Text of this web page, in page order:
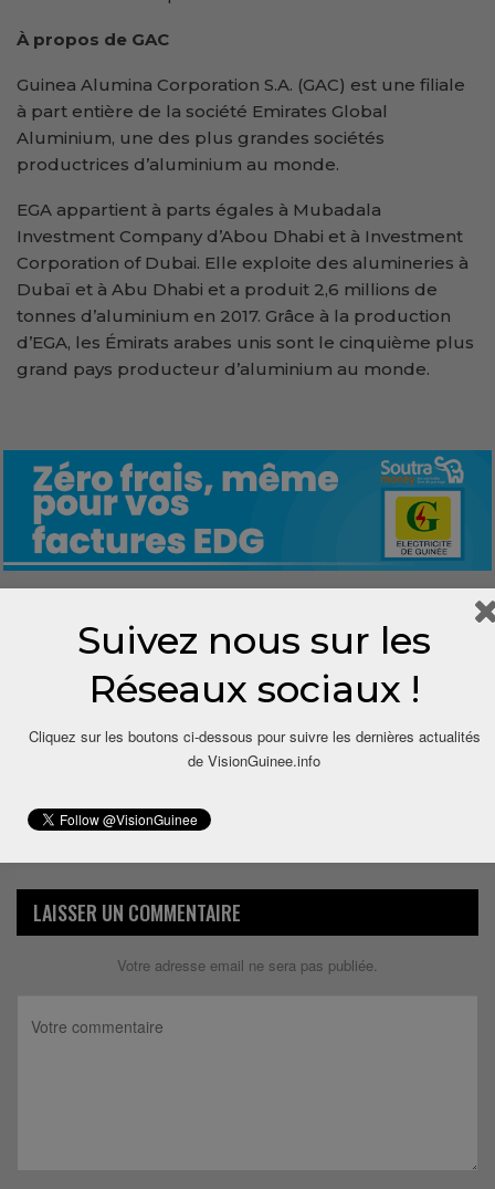
À propos de GAC
Guinea Alumina Corporation S.A. (GAC) est une filiale
à part entière de la société Emirates Global
Aluminium, une des plus grandes sociétés
productrices d’aluminium au monde.
EGA appartient à parts égales à Mubadala
Investment Company d’Abou Dhabi et à Investment
Corporation of Dubai. Elle exploite des alumineries à
Dubaï et à Abu Dhabi et a produit 2,6 millions de
tonnes d’aluminium en 2017. Grâce à la production
d’EGA, les Émirats arabes unis sont le cinquième plus
grand pays producteur d’aluminium au monde.
Share
LAISSER UN COMMENTAIRE
Votre adresse email ne sera pas publiée.
Suivez nous sur les
Réseaux sociaux !
Cliquez sur les boutons ci-dessous pour suivre les dernières actualités
de VisionGuinee.info